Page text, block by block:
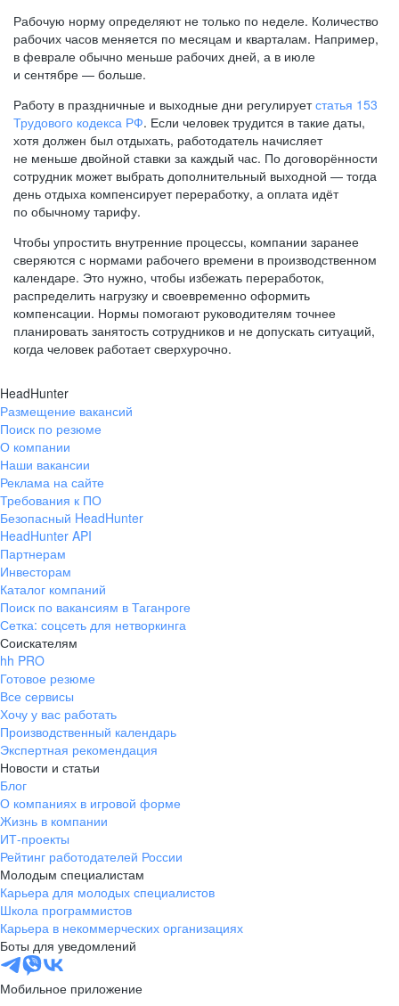
Рабочую норму определяют не только по неделе. Количество
рабочих часов меняется по месяцам и кварталам. Например,
в феврале обычно меньше рабочих дней, а в июле
и сентябре — больше.
Работу в праздничные и выходные дни регулируетстатья 153
Трудового кодекса РФ. Если человек трудится в такие даты,
хотя должен был отдыхать, работодатель начисляет
не меньше двойной ставки за каждый час. По договорённости
сотрудник может выбрать дополнительный выходной — тогда
день отдыха компенсирует переработку, а оплата идёт
по обычному тарифу.
Чтобы упростить внутренние процессы, компании заранее
сверяются с нормами рабочего времени в производственном
календаре. Это нужно, чтобы избежать переработок,
распределить нагрузку и своевременно оформить
компенсации. Нормы помогают руководителям точнее
планировать занятость сотрудников и не допускать ситуаций,
когда человек работает сверхурочно.
HeadHunter
Размещение вакансий
Поиск по резюме
О компании
Наши вакансии
Реклама на сайте
Требования к ПО
Безопасный HeadHunter
HeadHunter API
Партнерам
Инвесторам
Каталог компаний
Поиск по вакансиям в Таганроге
Сетка: соцсеть для нетворкинга
Соискателям
hh PRO
Готовое резюме
Все сервисы
Хочу у вас работать
Производственный календарь
Экспертная рекомендация
Новости и статьи
Блог
О компаниях в игровой форме
Жизнь в компании
ИТ-проекты
Рейтинг работодателей России
Молодым специалистам
Карьера для молодых специалистов
Школа программистов
Карьера в некоммерческих организациях
Боты для уведомлений
Мобильное приложение